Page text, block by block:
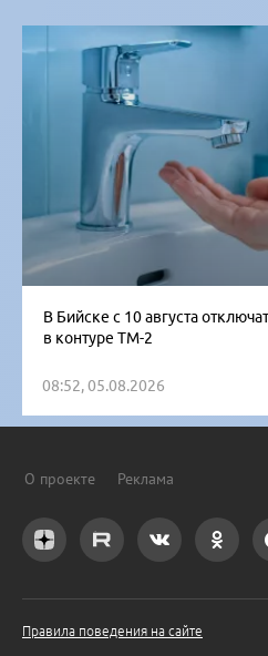
В Бийске с 10 августа
в контуре ТМ-2
08:52, 05.08.2026
О проекте Реклама
Правила поведения на сайте